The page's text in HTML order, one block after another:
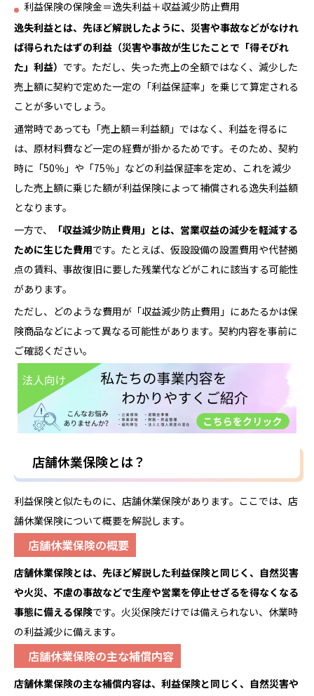
利益保険の保険金＝逸失利益＋収益減少防止費用
逸失利益とは、先ほど解説したように、災害や事故などがなけれ
ば得られたはずの利益（災害や事故が生じたことで「得そびれ
た」利益） です。ただし、失った売上の全額ではなく、減少した
売上額に契約で定めた一定の「利益保証率」を乗じて算定される
ことが多いでしょう。
通常時であっても「売上額＝利益額」ではなく、利益を得るに
は、原材料費など一定の経費が掛かるためです。そのため、契約
時に「50％」や「75％」などの利益保証率を定め、これを減少
した売上額に乗じた額が利益保険によって補償される逸失利益額
となります。
一方で、
「収益減少防止費用」とは、営業収益の減少を軽減する
ために生じた費用です。たとえば、仮設設備の設置費用や代替拠
点の賃料、事故復旧に要した残業代などがこれに該当する可能性
があります。
ただし、どのような費用が「収益減少防止費用」にあたるかは保
険商品などによって異なる可能性があります。契約内容を事前に
ご確認ください。
店舗休業保険とは？
利益保険と似たものに、店舗休業保険があります。ここでは、店
舗休業保険について概要を解説します。
店舗休業保険の概要
店舗休業保険とは、先ほど解説した利益保険と同じく、自然災害
や火災、不慮の事故などで生産や営業を停止せざるを得なくなる
事態に備える保険です。火災保険だけでは備えられない、休業時
の利益減少に備えます。
店舗休業保険の主な補償内容
店舗休業保険の主な補償内容は、利益保険と同じく、自然災害や